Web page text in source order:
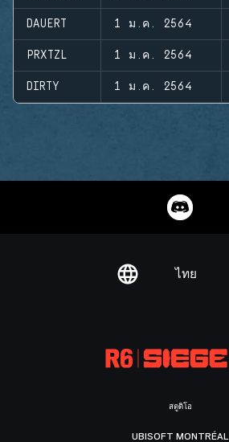
DAUERT 1 ม.ค. 2564
PRXTZL 1 ม.ค. 2564
DIRTY 1 ม.ค. 2564
ไทย
สตูดิโอ
UBISOFT MONTRÉAL